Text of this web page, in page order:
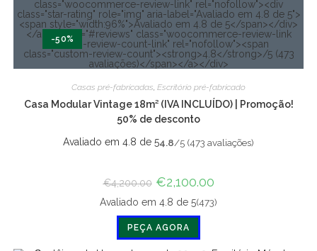
-50%
Casas pré-fabricadas, Escritório pré-fabricado
Casa Modular Vintage 18m² (IVA INCLUÍDO) | Promoção!
50% de desconto
Avaliado em 4.8 de 54.8/5 (473 avaliações)
€4,200.00 O
preço
original
era:
€4,200.00.
€2,100.00O
atual
é:
Avaliado em 4.8 de 5(473)
PEÇA AGORA